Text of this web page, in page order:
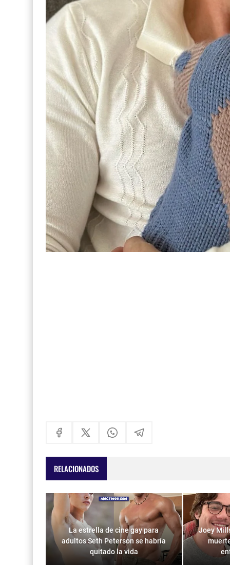
RELACIONADOS
La estrella de cine gay para
adultos Seth Peterson se habría
quitado la vida
Joey